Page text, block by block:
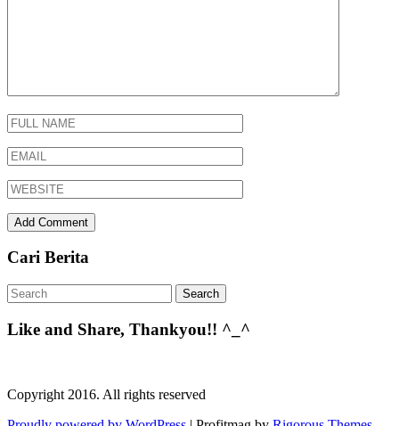
Cari Berita
Like and Share, Thankyou!! ^_^
Copyright 2016. All rights reserved